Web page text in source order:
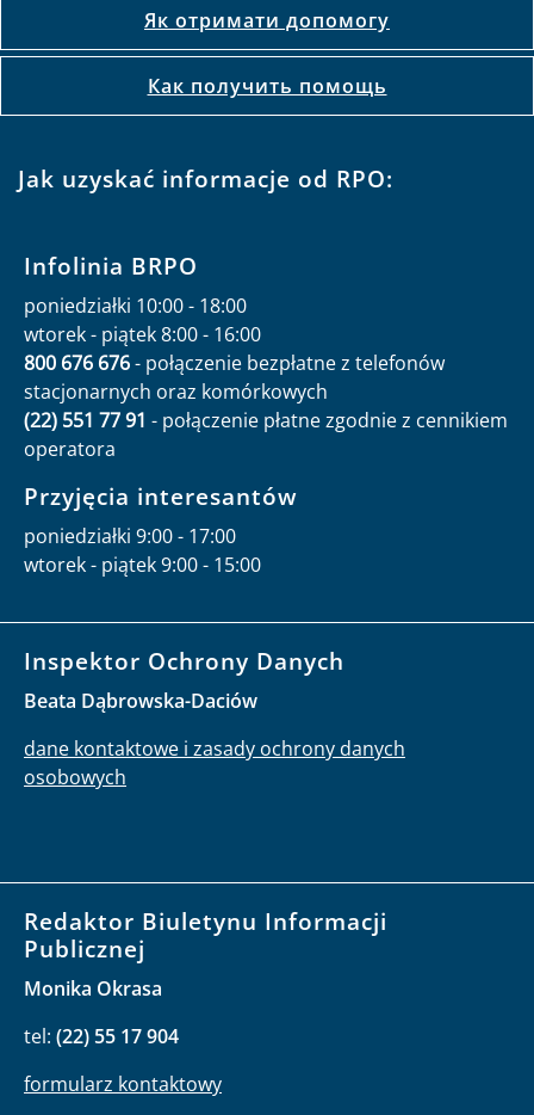
Як отримати допомогу
Как получить помощь
Jak uzyskać informacje od RPO:
Infolinia BRPO
poniedziałki 10:00 - 18:00
wtorek - piątek 8:00 - 16:00
800 676 676- połączenie bezpłatne z telefonów
stacjonarnych oraz komórkowych
(22) 551 77 91 - połączenie płatne zgodnie z cennikiem
operatora
Przyjęcia interesantów
poniedziałki 9:00 - 17:00
wtorek - piątek 9:00 - 15:00
Inspektor Ochrony Danych
Beata Dąbrowska-Daciów
dane kontaktowe i zasady ochrony danych
osobowych
Redaktor Biuletynu Informacji
Publicznej
Monika Okrasa
tel: (22) 55 17 904
formularz kontaktowy